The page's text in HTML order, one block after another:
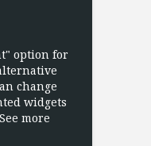
option for
change
widgets
more